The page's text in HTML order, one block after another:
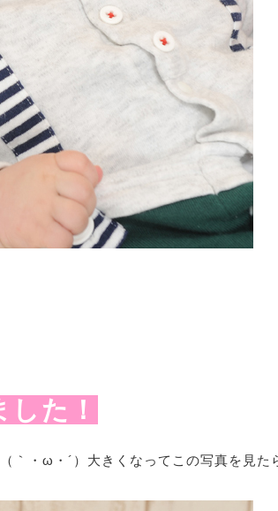
た！
｀・ω・´）大きくなってこの写真を見た